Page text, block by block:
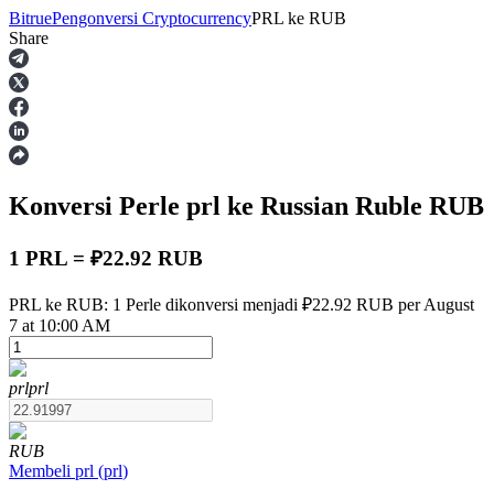
Berjangka
USDT Berjangka
BitruePengonversi CryptocurrencyPRL ke RUB
Share
Konversi Perle prl ke Russian Ruble RUB
1 PRL = ₽22.92 RUB
PRL ke RUB: 1 Perle dikonversi menjadi ₽22.92 RUB per August
7 at 10:00 AM
prlprl
RUB
Membeli prl (prl)